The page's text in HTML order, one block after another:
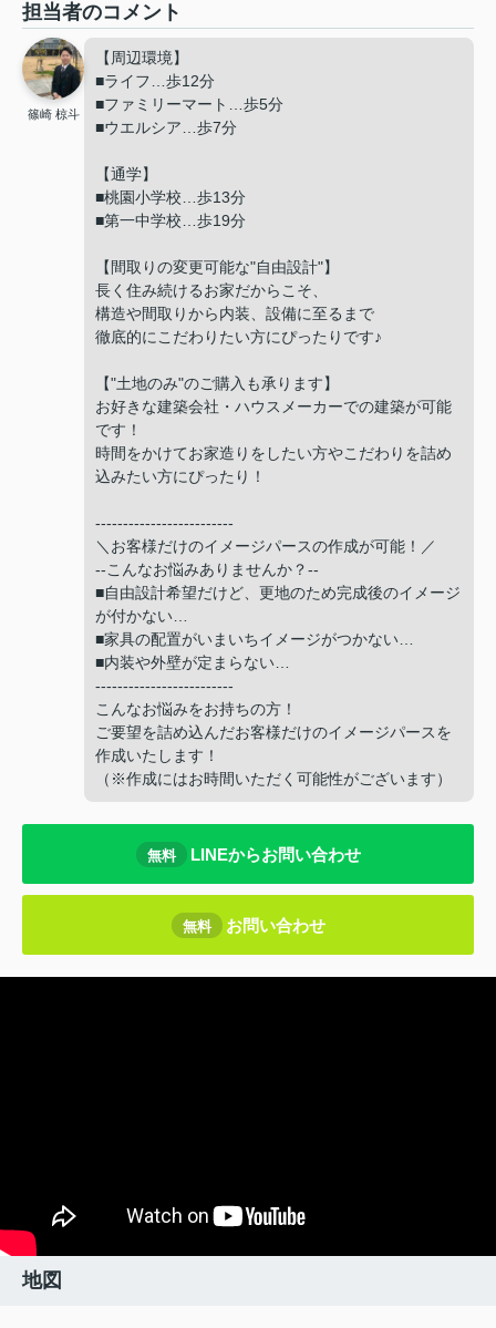
担当者のコメント
篠崎 椋斗
【周辺環境】
■ライフ…歩12分
■ファミリーマート…歩5分
■ウエルシア…歩7分
【通学】
■桃園小学校…歩13分
■第一中学校…歩19分
【間取りの変更可能な"自由設計"】
長く住み続けるお家だからこそ、
構造や間取りから内装、設備に至るまで
徹底的にこだわりたい方にぴったりです♪
【"土地のみ"のご購入も承ります】
お好きな建築会社・ハウスメーカーでの建築が可能
です！
時間をかけてお家造りをしたい方やこだわりを詰め
込みたい方にぴったり！
-------------------------
＼お客様だけのイメージパースの作成が可能！／
--こんなお悩みありませんか？--
■自由設計希望だけど、更地のため完成後のイメージ
が付かない…
■家具の配置がいまいちイメージがつかない…
■内装や外壁が定まらない…
-------------------------
こんなお悩みをお持ちの方！
ご要望を詰め込んだお客様だけのイメージパースを
作成いたします！
（※作成にはお時間いただく可能性がございます）
無料 LINEからお問い合わせ
無料 お問い合わせ
地図